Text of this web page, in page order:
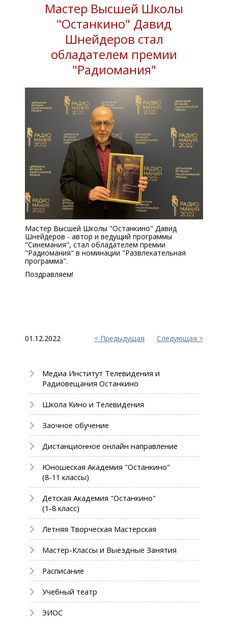
Мастер Высшей Школы
"Останкино" Давид
Шнейдеров стал
обладателем премии
"Радиомания"
Мастер Высшей Школы "Останкино" Давид
Шнейдеров - автор и ведущий программы
"Синемания", стал обладателем премии
"Радиомания" в номинации "Развлекательная
программа".
Поздравляем!
01.12.2022 Предыдущая Следующая
Медиа Институт Телевидения и
Радиовещания Останкино
Школа Кино и Телевидения
Заочное обучение
Дистанционное онлайн направление
Юношеская Академия "Останкино"
(8-11 классы)
Детская Академия "Останкино"
(1-8 класс)
Летняя Творческая Мастерская
Мастер-Классы и Выездные Занятия
Расписание
Учебный театр
ЭИОС